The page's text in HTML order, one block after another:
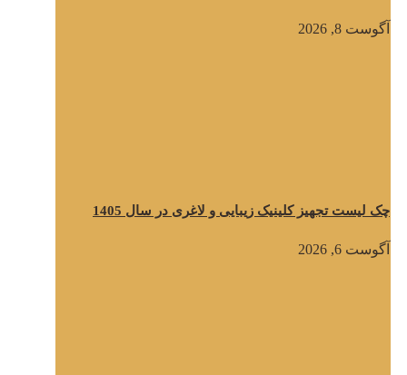
آگوست 8, 2026
چک لیست تجهیز کلینیک زیبایی و لاغری در سال 1405
آگوست 6, 2026